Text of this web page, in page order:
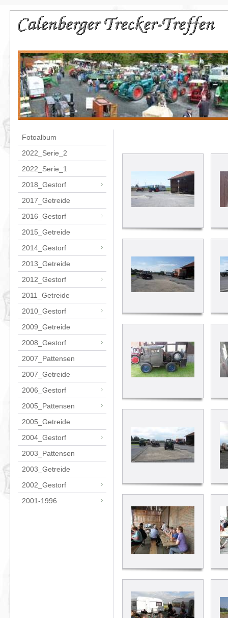
Fotoalbum
2022_Serie_2
2022_Serie_1
2018_Gestorf
2017_Getreide
2016_Gestorf
2015_Getreide
2014_Gestorf
2013_Getreide
2012_Gestorf
2011_Getreide
2010_Gestorf
2009_Getreide
2008_Gestorf
2007_Pattensen
2007_Getreide
2006_Gestorf
2005_Pattensen
2005_Getreide
2004_Gestorf
2003_Pattensen
2003_Getreide
2002_Gestorf
2001-1996